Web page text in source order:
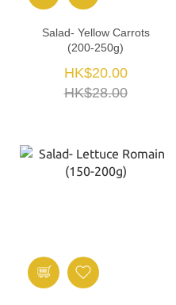
Salad- Yellow Carrots
(200-250g)
HK$20.00
HK$28.00